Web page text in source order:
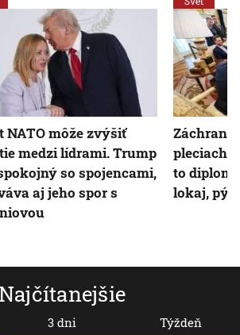
Najčítanejšie
3 dni Týždeň
NATO môže zvýšiť
medzi lídrami. Trump
so spojencami,
aj jeho spor s
Záchrana
pleciach
to
lokaj,